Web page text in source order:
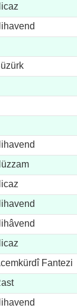
Fantezi